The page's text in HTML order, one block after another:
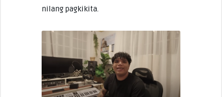
nilang pagkikita.